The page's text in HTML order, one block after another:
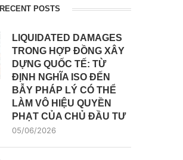
RECENT POSTS
LIQUIDATED DAMAGES
TRONG HỢP ĐỒNG XÂY
DỰNG QUỐC TẾ: TỪ
ĐỊNH NGHĨA ISO ĐẾN
BẪY PHÁP LÝ CÓ THỂ
LÀM VÔ HIỆU QUYỀN
PHẠT CỦA CHỦ ĐẦU TƯ
05/06/2026